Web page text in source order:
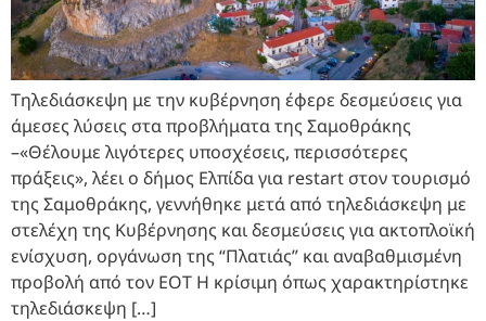
Τηλεδιάσκεψη με την κυβέρνηση έφερε δεσμεύσεις για
άμεσες λύσεις στα προβλήματα της Σαμοθράκης
–«Θέλουμε λιγότερες υποσχέσεις, περισσότερες
πράξεις», λέει ο δήμος Ελπίδα για restart στον τουρισμό
της Σαμοθράκης, γεννήθηκε μετά από τηλεδιάσκεψη με
στελέχη της Κυβέρνησης και δεσμεύσεις για ακτοπλοϊκή
ενίσχυση, οργάνωση της “Πλατιάς” και αναβαθμισμένη
προβολή από τον ΕΟΤ Η κρίσιμη όπως χαρακτηρίστηκε
τηλεδιάσκεψη […]